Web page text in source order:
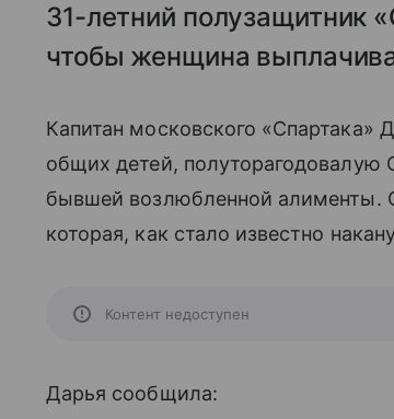
31-летний полузащитник
чтобы женщина
Капитан московского
общих детей,
бывшей возлюбленной алименты.
которая, как стало известно
Контент недоступен
Дарья сообщила: